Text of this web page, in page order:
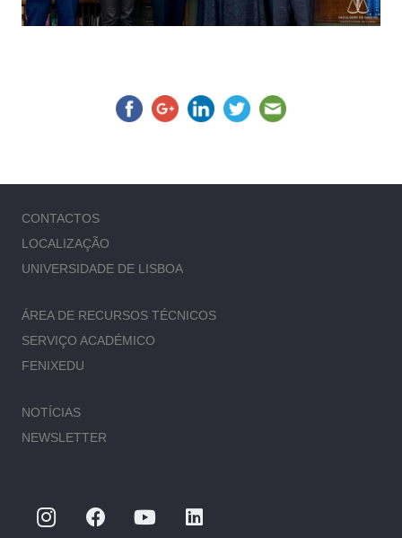
CONTACTOS
LOCALIZAÇÃO
UNIVERSIDADE DE LISBOA
ÁREA DE RECURSOS TÉCNICOS
SERVIÇO ACADÉMICO
FENIXEDU
NOTÍCIAS
NEWSLETTER